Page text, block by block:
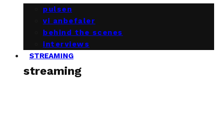
pulsen
vi anbefaler
behind the scenes
interviews
STREAMING
streaming